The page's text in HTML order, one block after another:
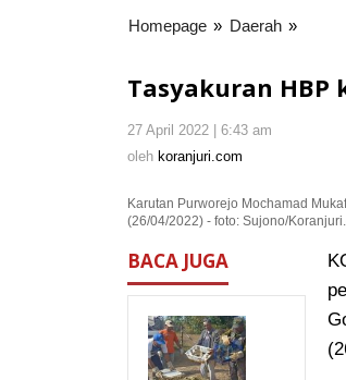
Homepage » Daerah »
58,
Yatim
Tasyakuran HBP
27 April 2022 | 6:43 am
oleh koranjuri.com
Karutan Purworejo Mochamad
(26/04/2022) - foto: Sujono/
BACA JUGA